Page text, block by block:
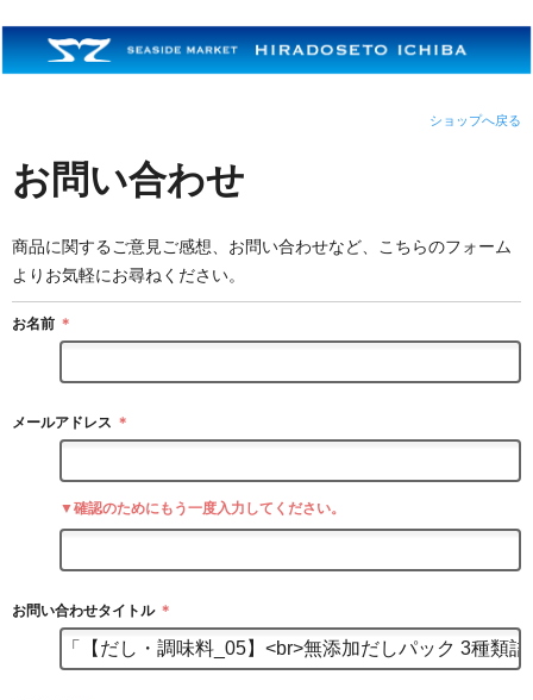
ショップへ戻る
お問い合わせ
商品に関するご意見ご感想、お問い合わせなど、こちらのフォーム
よりお気軽にお尋ねください。
お名前 ＊
メールアドレス ＊
▼確認のためにもう一度入力してください。
お問い合わせタイトル ＊